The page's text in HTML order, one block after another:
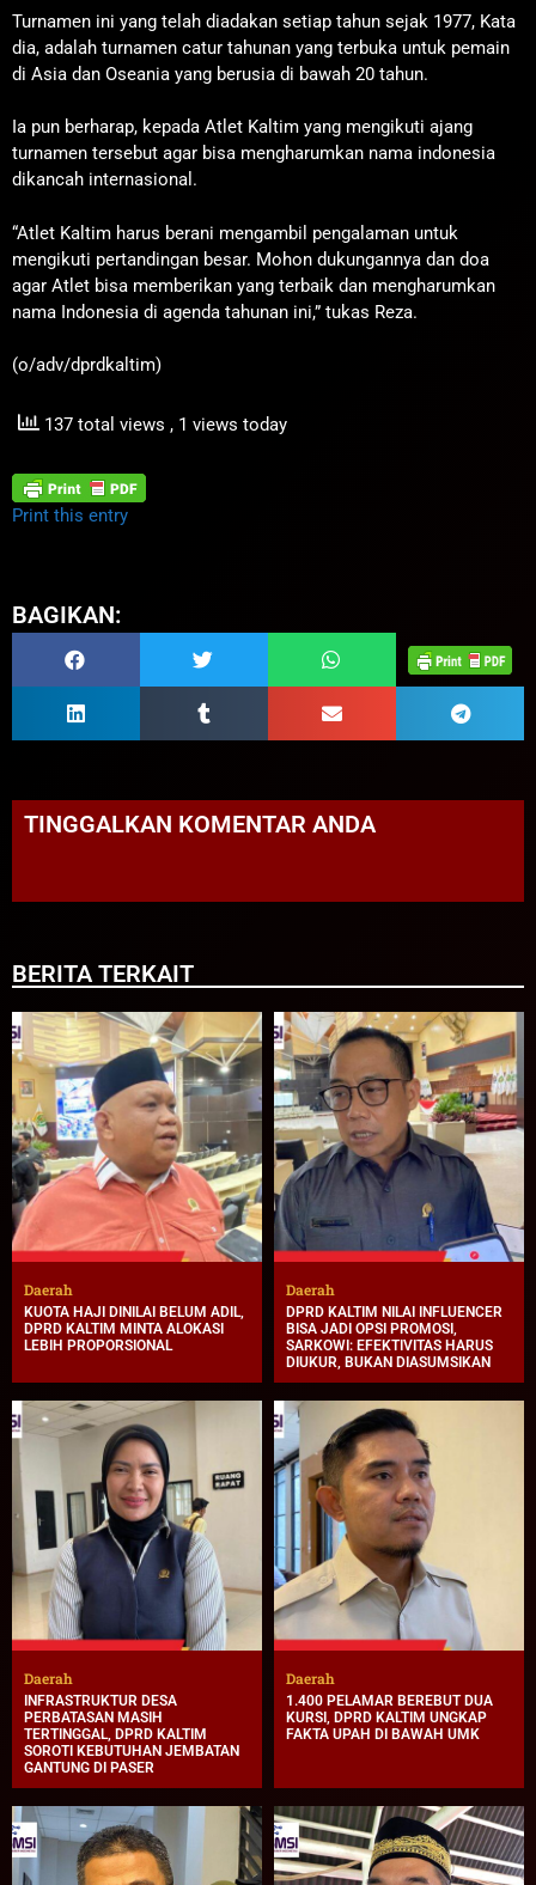
Turnamen ini yang telah diadakan setiap tahun sejak 1977, Kata
dia, adalah turnamen catur tahunan yang terbuka untuk pemain
di Asia dan Oseania yang berusia di bawah 20 tahun.
Ia pun berharap, kepada Atlet Kaltim yang mengikuti ajang
turnamen tersebut agar bisa mengharumkan nama indonesia
dikancah internasional.
“Atlet Kaltim harus berani mengambil pengalaman untuk
mengikuti pertandingan besar. Mohon dukungannya dan doa
agar Atlet bisa memberikan yang terbaik dan mengharumkan
nama Indonesia di agenda tahunan ini,” tukas Reza.
(o/adv/dprdkaltim)
137 total views , 1 views today
Print this entry
BAGIKAN:
TINGGALKAN KOMENTAR ANDA
BERITA TERKAIT
Daerah
KUOTA HAJI DINILAI BELUM ADIL,
DPRD KALTIM MINTA ALOKASI
LEBIH PROPORSIONAL
Daerah
DPRD KALTIM NILAI INFLUENCER
BISA JADI OPSI PROMOSI,
SARKOWI: EFEKTIVITAS HARUS
DIUKUR, BUKAN DIASUMSIKAN
Daerah
INFRASTRUKTUR DESA
PERBATASAN MASIH
TERTINGGAL, DPRD KALTIM
SOROTI KEBUTUHAN JEMBATAN
GANTUNG DI PASER
Daerah
1.400 PELAMAR BEREBUT DUA
KURSI, DPRD KALTIM UNGKAP
FAKTA UPAH DI BAWAH UMK